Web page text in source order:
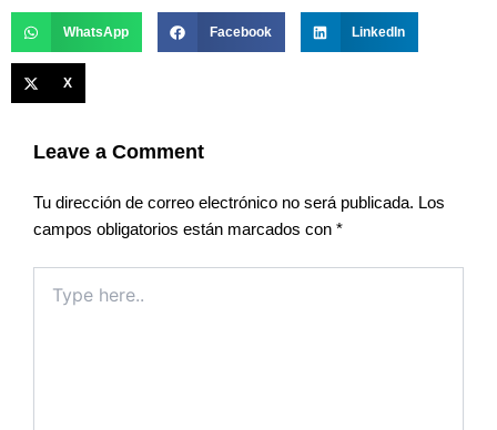
WhatsApp Facebook LinkedIn
X
Leave a Comment
Tu dirección de correo electrónico no será publicada. Los
campos obligatorios están marcados con *
here..